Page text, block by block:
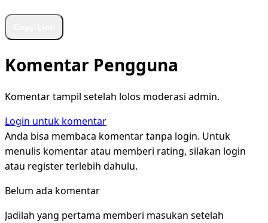
Komentar Pengguna
Komentar tampil setelah lolos moderasi admin.
Login untuk komentar
Anda bisa membaca komentar tanpa login. Untuk
menulis komentar atau memberi rating, silakan login
atau register terlebih dahulu.
Belum ada komentar
Jadilah yang pertama memberi masukan setelah